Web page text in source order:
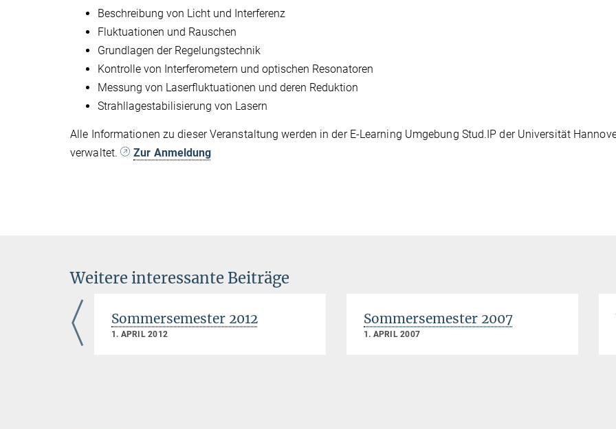
Beschreibung von Licht und Interferenz
Fluktuationen und Rauschen
Grundlagen der Regelungstechnik
Kontrolle von Interferometern und optischen Resonatoren
Messung von Laserfluktuationen und deren Reduktion
Strahllagestabilisierung von Lasern
Alle Informationen zu dieser Veranstaltung werden in der E-Learning Umgebung Stud.IP der Universität
verwaltet.
Zur Anmeldung
Weitere interessante Beiträge
Sommersemester 2012
1. APRIL 2012
Sommersemester 2007
1. APRIL 2007